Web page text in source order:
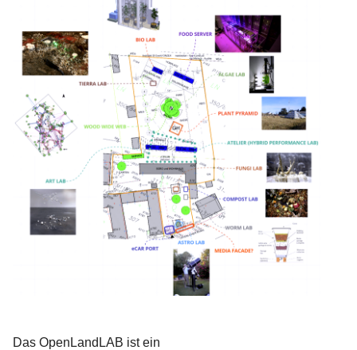
Das OpenLandLAB ist ein